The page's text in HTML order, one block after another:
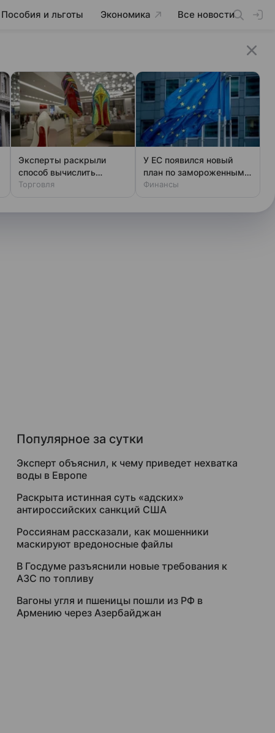
Пособия и льготы Экономика Все новости
Популярное за сутки
Эксперт объяснил, к чему приведет нехватка
воды в Европе
Раскрыта истинная суть «адских»
антироссийских санкций США
Россиянам рассказали, как мошенники
маскируют вредоносные файлы
В Госдуме разъяснили новые требования к
АЗС по топливу
Вагоны угля и пшеницы пошли из РФ в
Армению через Азербайджан
Эксперты раскрыли
способ вычислить
фальшивый люкс за
Торговля
У ЕС появился новый
план по замороженным
активам России
Финансы